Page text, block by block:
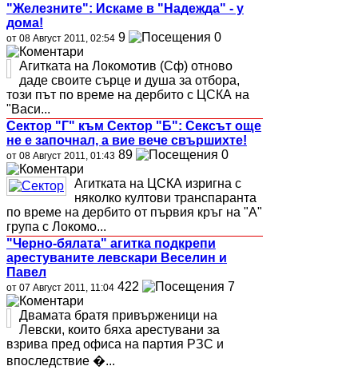
"Железните": Искаме в "Надежда" - у
дома!
от 08 Август 2011, 02:54 9 0
Агитката на Локомотив (Сф) отново
даде своите сърце и душа за отбора,
този път по време на дербито с ЦСКА на
"Васи...
Сектор "Г" към Сектор "Б": Сексът още
не е започнал, а вие вече свършихте!
от 08 Август 2011, 01:43 89 0
Агитката на ЦСКА изригна с
няколко култови транспаранта
по време на дербито от първия кръг на "А"
група с Локомо...
"Черно-бялата" агитка подкрепи
арестуваните левскари Веселин и
Павел
от 07 Август 2011, 11:04 422 7
Двамата братя привърженици на
Левски, които бяха арестувани за
взрива пред офиса на партия РЗС и
впоследствие �...